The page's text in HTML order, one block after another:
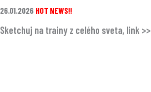
Preskočiť
na
26.01.2026 HOT NEWS!!
Sketchuj na trainy z celého sveta, link >>